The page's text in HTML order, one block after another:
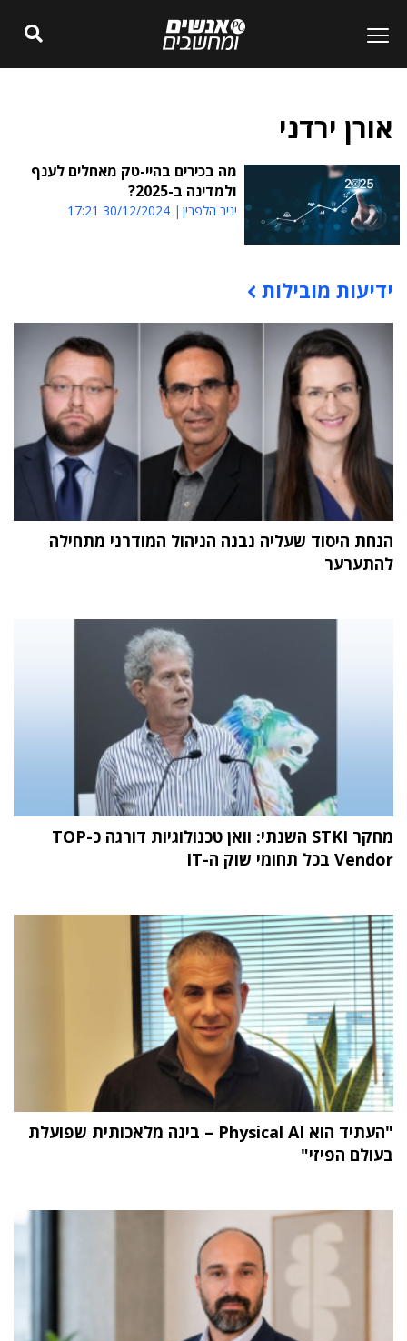
אורן ירדני
מה בכירים בהיי-טק מאחלים לענף
ולמדינה ב-2025?
יניב הלפרין 30/12/2024 17:21
תוכן פרסומי
ידיעות מובילות
הנחת היסוד שעליה נבנה הניהול המודרני מתחילה
להתערער
מחקר STKI השנתי: וואן טכנולוגיות דורגה כ-TOP
Vendor בכל תחומי שוק ה-IT
"העתיד הוא Physical AI – בינה מלאכותית שפועלת
בעולם הפיזי"